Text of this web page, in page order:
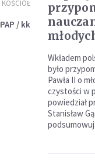
KOŚCIÓŁ
PAP / kk
Wkładem
było
Pawła II o
czystości w
powiedział
Stanisław